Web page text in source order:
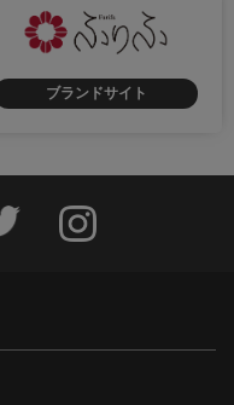
ブランドサイト